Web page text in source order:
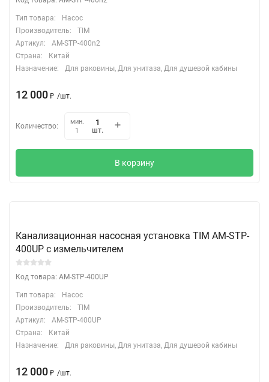
Тип товара:
Насос
Производитель:
TIM
Артикул:
AM-STP-400n2
Страна:
Китай
Назначение:
Для раковины, Для унитаза, Для душевой кабины
12 000 ₽ /шт.
Количество:
мин.
1
шт.
В корзину
Канализационная насосная установка TIM AM-STP-
400UP с измельчителем
Код товара: AM-STP-400UP
Тип товара:
Насос
Производитель:
TIM
Артикул:
AM-STP-400UP
Страна:
Китай
Назначение:
Для раковины, Для унитаза, Для душевой кабины
12 000 ₽ /шт.